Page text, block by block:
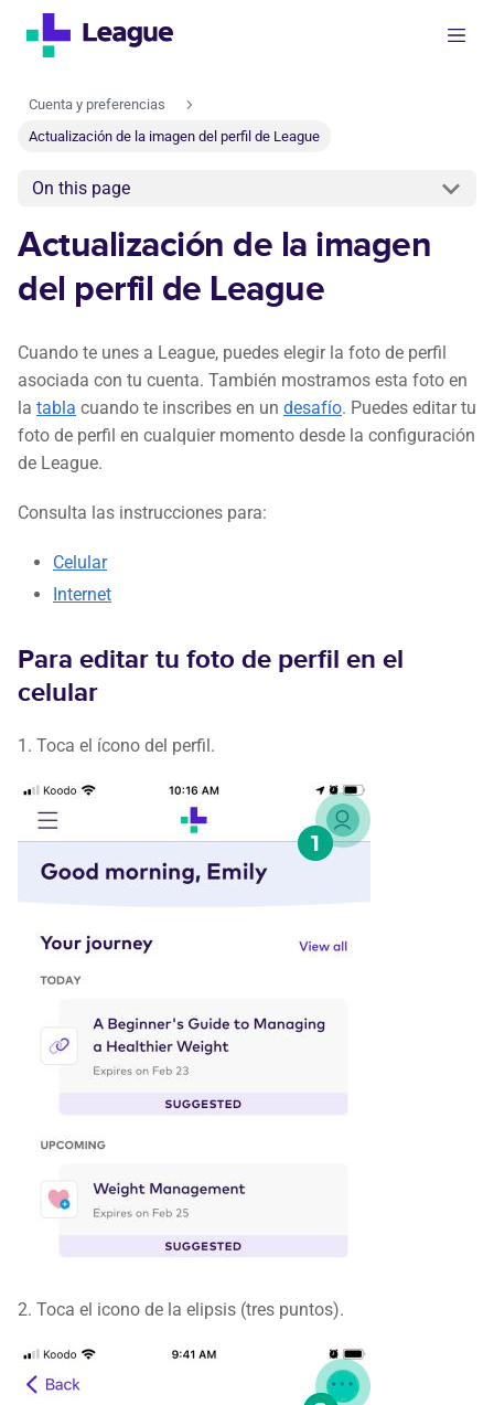
Cuenta y preferencias
Actualización de la imagen del perfil de League
On this page
Actualización de la imagen
del perfil de League
Cuando te unes a League, puedes elegir la foto de perfil
asociada con tu cuenta. También mostramos esta foto en
la tabla cuando te inscribes en un desafío. Puedes editar tu
foto de perfil en cualquier momento desde la configuración
de League.
Consulta las instrucciones para:
Celular
Internet
Para editar tu foto de perfil en el
celular
1. Toca el ícono del perfil.
2. Toca el icono de la elipsis (tres puntos).